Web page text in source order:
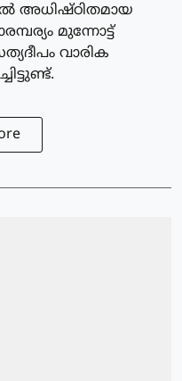
അധിഷ്ഠിതമായ
മുന്നോട്ട്
വാരിക